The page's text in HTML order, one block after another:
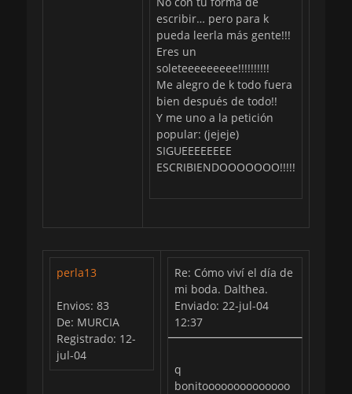
escribir… pero para k
pueda leerla más gente!!!
Eres un
soleteeeeeeeee!!!!!!!!!!
Me alegro de k todo fuera
bien después de todo!!
Y me uno a la petición
popular: (jejeje)
SIGUEEEEEEEE
ESCRIBIENDOOOOOOO!!!!!
perla13
Envios: 83
De: MURCIA
Registrado: 12-
jul-04
Re: Cómo viví el día de
mi boda. Dalthea.
Enviado: 22-jul-04
12:37
q
bonitoooooooooooooo